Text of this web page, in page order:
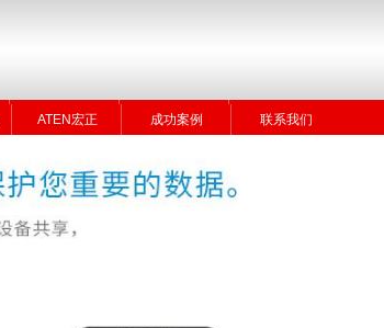
ATEN宏正 成功案例 联系我们
ATEN宏正 成功案例 联系我们